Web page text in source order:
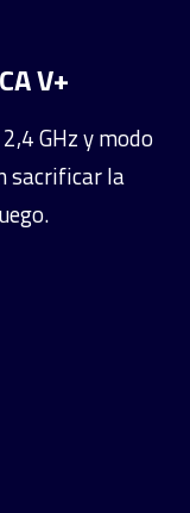
V+
GHz y modo
sacrificar la